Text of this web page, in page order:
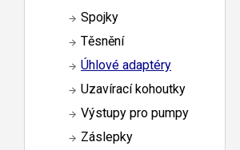
Spojky
Těsnění
Úhlové adaptéry
Uzavírací kohoutky
Výstupy pro pumpy
Záslepky